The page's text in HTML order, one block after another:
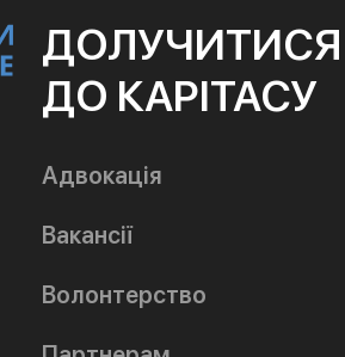
ДОЛУЧИТИСЯ
ДО КАРІТАСУ
Адвокація
Вакансії
Волонтерство